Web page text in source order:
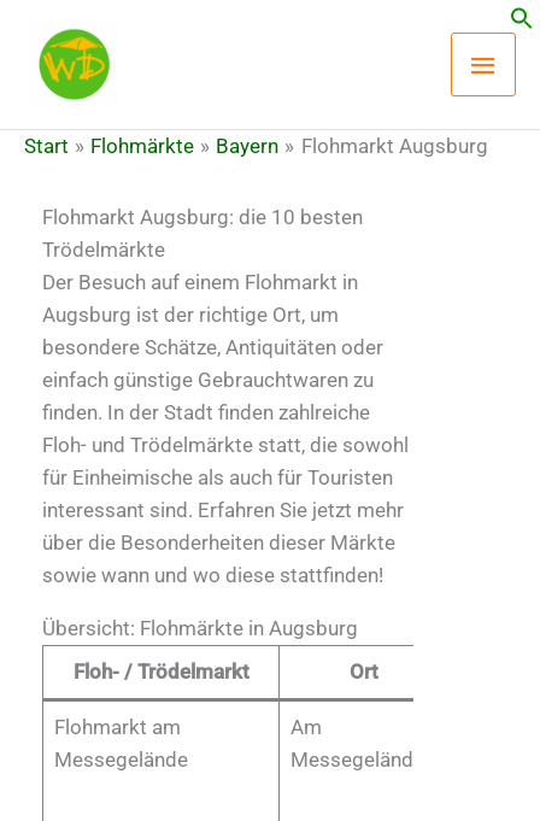
Inhalt
springen
Start Flohmärkte Bayern Flohmarkt Augsburg
Flohmarkt Augsburg: die 10 besten
Trödelmärkte
Der Besuch auf einem Flohmarkt in
Augsburg ist der richtige Ort, um
besondere Schätze, Antiquitäten oder
einfach günstige Gebrauchtwaren zu
finden. In der Stadt finden zahlreiche
Floh- und Trödelmärkte statt, die sowohl
für Einheimische als auch für Touristen
interessant sind. Erfahren Sie jetzt mehr
über die Besonderheiten dieser Märkte
sowie wann und wo diese stattfinden!
Übersicht: Flohmärkte in Augsburg
Floh- / Trödelmarkt
Ort
Flohmarkt am
Messegelände
Am
Messegelände